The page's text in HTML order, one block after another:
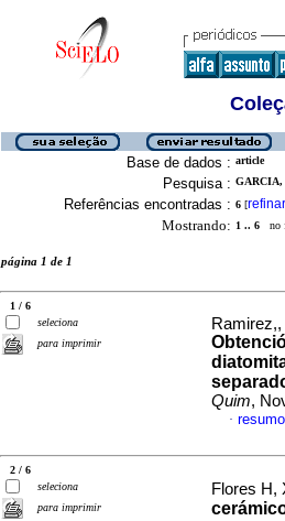
Base de dados : article
Pesquisa : GARCIA,
Referências encontradas : 6 [refinar
Mostrando: 1 .. 6 no
página 1 de 1
1 / 6
seleciona
para imprimir
Quim,
·
2 / 6
seleciona
para imprimir
Flores H,